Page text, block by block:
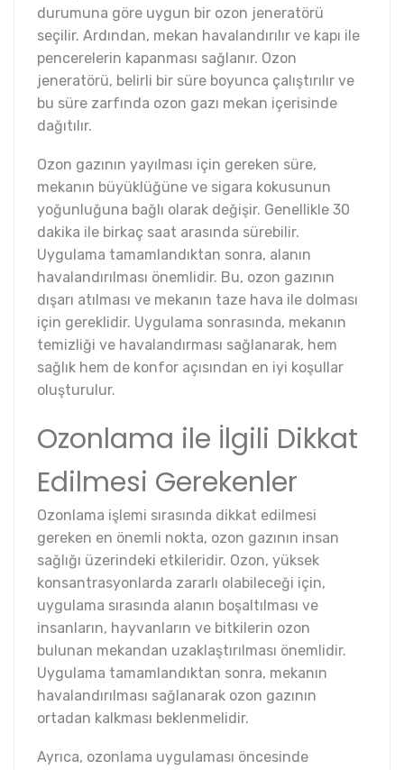
durumuna göre uygun bir ozon jeneratörü
seçilir. Ardından, mekan havalandırılır ve kapı ile
pencerelerin kapanması sağlanır. Ozon
jeneratörü, belirli bir süre boyunca çalıştırılır ve
bu süre zarfında ozon gazı mekan içerisinde
dağıtılır.
Ozon gazının yayılması için gereken süre,
mekanın büyüklüğüne ve sigara kokusunun
yoğunluğuna bağlı olarak değişir. Genellikle 30
dakika ile birkaç saat arasında sürebilir.
Uygulama tamamlandıktan sonra, alanın
havalandırılması önemlidir. Bu, ozon gazının
dışarı atılması ve mekanın taze hava ile dolması
için gereklidir. Uygulama sonrasında, mekanın
temizliği ve havalandırması sağlanarak, hem
sağlık hem de konfor açısından en iyi koşullar
oluşturulur.
Ozonlama ile İlgili Dikkat
Edilmesi Gerekenler
Ozonlama işlemi sırasında dikkat edilmesi
gereken en önemli nokta, ozon gazının insan
sağlığı üzerindeki etkileridir. Ozon, yüksek
konsantrasyonlarda zararlı olabileceği için,
uygulama sırasında alanın boşaltılması ve
insanların, hayvanların ve bitkilerin ozon
bulunan mekandan uzaklaştırılması önemlidir.
Uygulama tamamlandıktan sonra, mekanın
havalandırılması sağlanarak ozon gazının
ortadan kalkması beklenmelidir.
Ayrıca, ozonlama uygulaması öncesinde